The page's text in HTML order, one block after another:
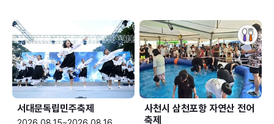
서대문독립민주축제
사천시 삼천포항 자연산 전어
축제